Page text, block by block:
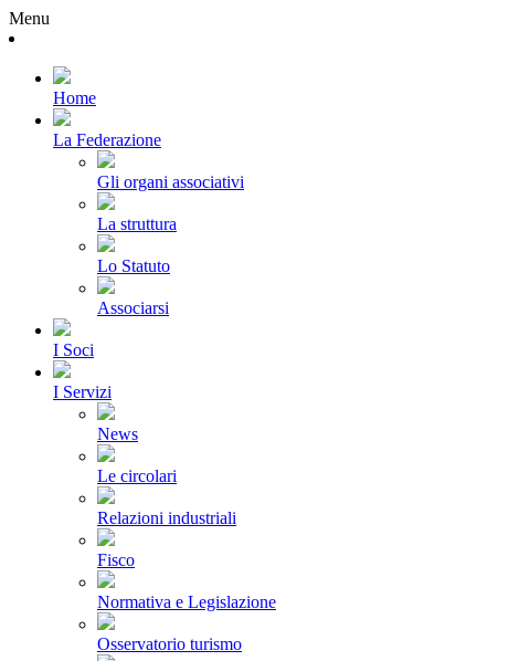
Menu
Home
La Federazione
Gli organi associativi
La struttura
Lo Statuto
Associarsi
I Soci
I Servizi
News
Le circolari
Relazioni industriali
Fisco
Normativa e Legislazione
Osservatorio turismo